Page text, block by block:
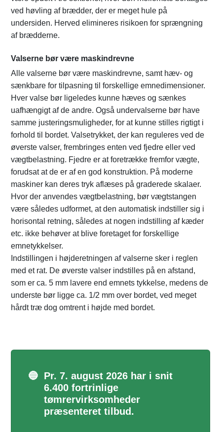
ved høvling af brædder, der er meget hule på
undersiden. Herved elimineres risikoen for sprængning
af brædderne.
Valserne bør være maskindrevne
Alle valserne bør være maskindrevne, samt hæv- og
sænkbare for tilpasning til forskellige emnedimensioner.
Hver valse bør ligeledes kunne hæves og sænkes
uafhængigt af de andre. Også undervalserne bør have
samme justeringsmuligheder, for at kunne stilles rigtigt i
forhold til bordet. Valsetrykket, der kan reguleres ved de
øverste valser, frembringes enten ved fjedre eller ved
vægtbelastning. Fjedre er at foretrække fremfor vægte,
forudsat at de er af en god konstruktion. På moderne
maskiner kan deres tryk aflæses på graderede skalaer.
Hvor der anvendes vægtbelastning, bør vægtstangen
være således udformet, at den automatisk indstiller sig i
horisontal retning, således at nogen indstilling af kæder
etc. ikke behøver at blive foretaget for forskellige
emnetykkelser.
Indstillingen i højderetningen af valserne sker i reglen
med et rat. De øverste valser indstilles på en afstand,
som er ca. 5 mm lavere end emnets tykkelse, medens de
underste bør ligge ca. 1/2 mm over bordet, ved meget
hårdt træ dog omtrent i højde med bordet.
🔵 Pr. 7. august 2026 har i snit
6.400 fortrinlige
tømrervirksomheder
præsenteret tilbud.